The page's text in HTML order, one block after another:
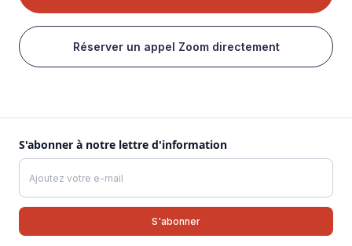
Réserver un appel Zoom directement
S'abonner à notre lettre d'information